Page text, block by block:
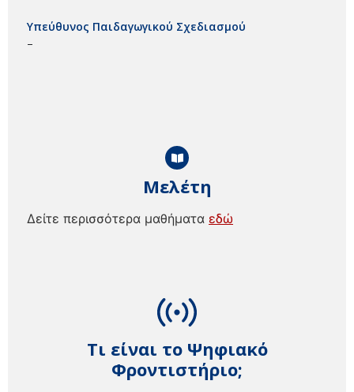
Τι είναι το Ψηφιακό
Φροντιστήριο;
Μελέτη
Δείτε περισσότερα μαθήματα εδώ
Υπεύθυνος Παιδαγωγικού Σχεδιασμού
–